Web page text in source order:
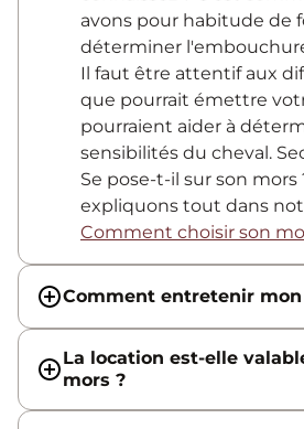
avons pour habitude de
déterminer
Il faut être attentif aux
que pourrait émettre
pourraient aider à
sensibilités du cheval.
Se pose-t-il sur son mors
expliquons tout dans
Comment choisir son
Comment entretenir mon
La location est-elle
mors ?